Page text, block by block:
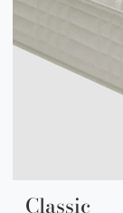
Classic